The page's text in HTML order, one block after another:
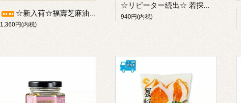
☆新入荷☆福壽芝麻油（台湾産・純100%黒ごま油：500g入）／※瓶物のため常温・冷蔵発送のみ【冷凍不可】／※1-3本のみご注文の場合別途梱包手数料(220円)かかります
1,360円(内税)
☆リピーター続出☆ 若採りザーサイ(青ザーサイ:約350g入)／浅漬けのザーサイ【冷蔵発送のみ】※別途クール便代がかかります／※品質劣化のため冷凍発送不可
940円(内税)